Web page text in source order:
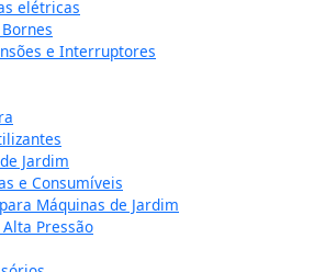
elétricas
e Interruptores
Jardim
e Consumíveis
Máquinas de Jardim
Pressão